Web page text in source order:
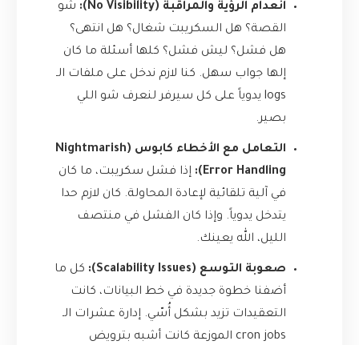
انعدام الرؤية والمراقبة (No Visibility):
شو
القصة؟ هل السكريبت شغال؟ هل انتهى؟
هل فشل؟ ليش فشل؟ كلها أسئلة ما كان
إلها جواب سهل. كنا لازم ندخل على ملفات الـ
logs يدوياً على كل سيرفر لنعرف شو اللي
بصير.
التعامل مع الأخطاء كابوس (Nightmarish
Error Handling):
إذا فشل سكريبت، ما كان
في آلية تلقائية لإعادة المحاولة. كان لازم حدا
يتدخل يدوياً. وإذا كان الفشل في منتصف
الليل، الله يعينك.
صعوبة التوسع (Scalability Issues):
كل ما
أضفنا خطوة جديدة في خط البيانات، كانت
التعقيدات تزيد بشكل أُسّي. إدارة عشرات الـ
cron jobs الموزعة كانت أشبه بترويض